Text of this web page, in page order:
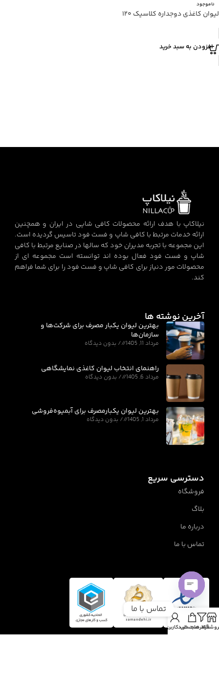
ناموجود
لیوان کاغذی دوجداره کلاسیک ۱۲۰
افزودن به سبد خرید
نیلاکاپ با هدف ارائه محصولات کافی شاپی در ایران و همچنین
ارائه خدمات مرتبط با کافی شاپ و فست فود تاسیس گردیده است.
این مجموعه با تجربه مدیران خود که سالها در صنایع مرتبط با کافی
شاپ و فست فود فعال بوده اند توانسته است مجموعه ای از
محصولات مور دنیاز برای کافی شاپ و فست فود را برای شما فراهم
کند.
آخرین نوشته ها
بهترین لیوان یکبار مصرف برای شرکت‌ها و
سازمان‌ها
مرداد 11, 1405 بدون دیدگاه
راهنمای انتخاب لیوان کاغذی نمایشگاهی
مرداد 6, 1405 بدون دیدگاه
بهترین لیوان یکبارمصرف برای آبمیوه‌فروشی
مرداد 1, 1405 بدون دیدگاه
دسترسی سریع
فروشگاه
بلاگ
درباره ما
تماس با ما
فیلترهاسبد خرید
حساب کاربری من
تماس با ما
Open
chaty